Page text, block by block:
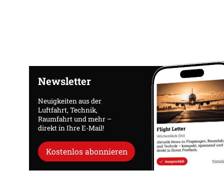
Newsletter
Neuigkeiten aus der
Luftfahrt, Technik,
Raumfahrt und mehr –
direkt in Ihre E-Mail!
Kostenlos abonnieren